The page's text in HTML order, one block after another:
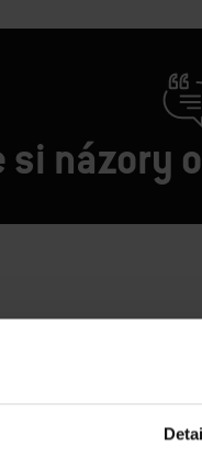
si názory